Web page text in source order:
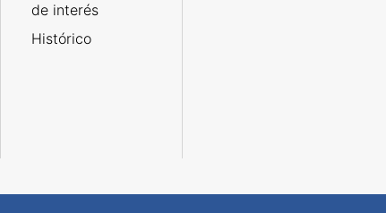
de interés
Histórico